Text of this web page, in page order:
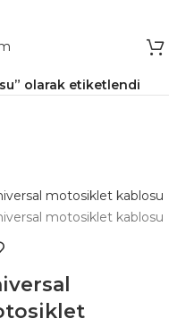
olarak etiketlendi